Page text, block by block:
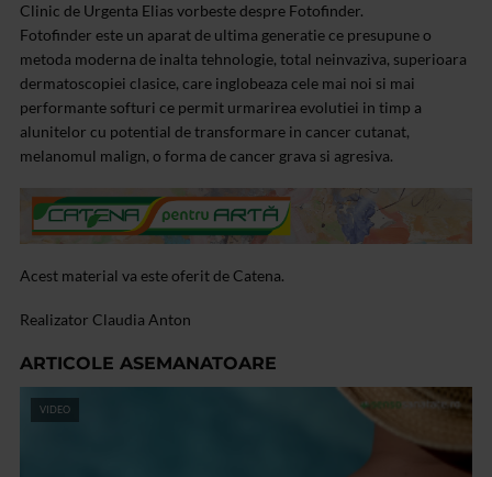
Clinic de Urgenta Elias vorbeste despre Fotofinder.
Fotofinder este un aparat de ultima generatie ce presupune o
metoda moderna de inalta tehnologie, total neinvaziva, superioara
dermatoscopiei clasice, care inglobeaza cele mai noi si mai
performante softuri ce permit urmarirea evolutiei in timp a
alunitelor cu potential de transformare in cancer cutanat,
melanomul malign, o forma de cancer grava si agresiva.
Acest material va este oferit de Catena.
Realizator Claudia Anton
ARTICOLE ASEMANATOARE
VIDEO